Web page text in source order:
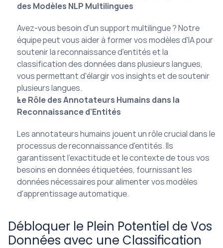
des Modèles NLP Multilingues
Avez-vous besoin d'un support multilingue ? Notre
équipe peut vous aider à former vos modèles d'IA pour
soutenir la reconnaissance d'entités et la
classification des données dans plusieurs langues,
vous permettant d'élargir vos insights et de soutenir
plusieurs langues.
Le Rôle des Annotateurs Humains dans la
Reconnaissance d'Entités
Les annotateurs humains jouent un rôle crucial dans le
processus de reconnaissance d'entités. Ils
garantissent l'exactitude et le contexte de tous vos
besoins en données étiquetées, fournissant les
données nécessaires pour alimenter vos modèles
d'apprentissage automatique.
Débloquer le Plein Potentiel de Vos
Données avec une Classification